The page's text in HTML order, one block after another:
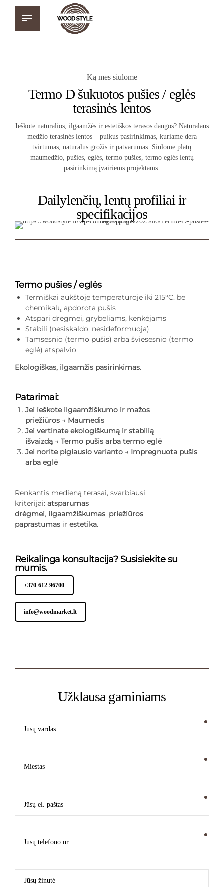
Ką mes siūlome
Termo D šukuotos pušies / eglės
terasinės lentos
Ieškote natūralios, ilgaamžės ir estetiškos terasos dangos? Natūralaus
medžio terasinės lentos – puikus pasirinkimas, kuriame dera
tvirtumas, natūralus grožis ir patvarumas. Siūlome platų
maumedžio, pušies, eglės, termo pušies, termo eglės lentų
pasirinkimą įvairiems projektams.
Dailylenčių, lentų profiliai ir
specifikacijos
Termo pušies / eglės
Termiškai aukštoje temperatūroje iki 215°C. be
chemikalų apdorota pušis
Atspari drėgmei, grybeliams, kenkėjams
Stabili (nesiskaldo, nesideformuoja)
Tamsesnio (termo pušis) arba šviesesnio (termo
eglė) atspalvio
Ekologiškas, ilgaamžis pasirinkimas.
Patarimai:
Jei ieškote ilgaamžiškumo ir mažos
priežiūros → Maumedis
Jei vertinate ekologiškumą ir stabilią
išvaizdą → Termo pušis arba termo eglė
Jei norite pigiausio varianto → Impregnuota pušis
arba eglė
Renkantis medieną terasai, svarbiausi
kriterijai: atsparumas
drėgmei, ilgaamžiškumas, priežiūros
paprastumas ir estetika.
Reikalinga konsultacija? Susisiekite su
mumis.
+370-612-96700
info@woodmarket.lt
Užklausa gaminiams